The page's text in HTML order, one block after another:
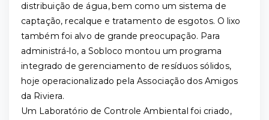
distribuição de água, bem como um sistema de
captação, recalque e tratamento de esgotos. O lixo
também foi alvo de grande preocupação. Para
administrá-lo, a Sobloco montou um programa
integrado de gerenciamento de resíduos sólidos,
hoje operacionalizado pela Associação dos Amigos
da Riviera.
Um Laboratório de Controle Ambiental foi criado,